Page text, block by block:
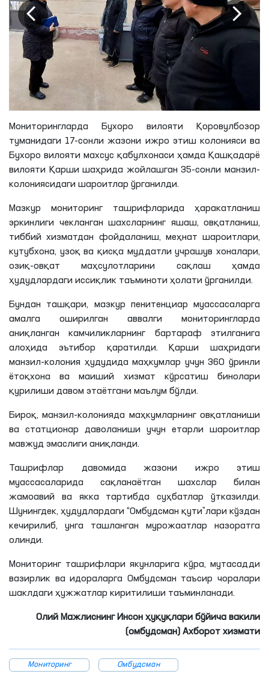
Мониторингларда Бухоро вилояти Қоровулбозор
туманидаги 17-сонли жазони ижро этиш колонияси ва
Бухоро вилояти махсус қабулхонаси ҳамда Қашқадарё
вилояти Қарши шаҳрида жойлашган 35-сонли манзил-
колониясидаги шароитлар ўрганилди.
Мазкур мониторинг ташрифларида ҳаракатланиш
эркинлиги чекланган шахсларнинг яшаш, овқатланиш,
тиббий хизматдан фойдаланиш, меҳнат шароитлари,
кутубхона, узоқ ва қисқа муддатли учрашув хоналари,
озиқ-овқат маҳсулотларини сақлаш ҳамда
ҳудудлардаги иссиқлик таъминоти ҳолати ўрганилди.
Бундан ташқари, мазкур пенитенциар муассасаларга
амалга оширилган аввалги мониторингларда
аниқланган камчиликларнинг бартараф этилганига
алоҳида эътибор қаратилди. Қарши шаҳридаги
манзил-колония ҳудудида маҳкумлар учун 360 ўринли
ётоқхона ва маиший хизмат кўрсатиш бинолари
қурилиши давом этаётгани маълум бўлди.
Бироқ, манзил-колонияда маҳкумларнинг овқатланиши
ва статционар даволаниши учун етарли шароитлар
мавжуд эмаслиги аниқланди.
Ташрифлар давомида жазони ижро этиш
муассасаларида сақланаётган шахслар билан
жамоавий ва якка тартибда суҳбатлар ўтказилди.
Шунингдек, ҳудудлардаги “Омбудсман қути”лари кўздан
кечирилиб, унга ташланган мурожаатлар назоратга
олинди.
Мониторинг ташрифлари якунларига кўра, мутасадди
вазирлик ва идораларга Омбудсман таъсир чоралари
шаклдаги ҳужжатлар киритилиши таъминланади.
Олий Мажлиснинг Инсон ҳуқуқлари бўйича вакили
(омбудсман) Ахборот хизмати
Мониторинг Омбудсман